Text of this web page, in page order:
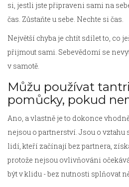
si, jestli jste připraveni sami na
čas. Zůstaňte u sebe. Nechte si čas.
Největší chyba je chtít sdílet to, co
přijmout sami. Sebevědomí se
v samotě.
Můžu používat
pomůcky, pokud
Ano, a vlastně je to dokonce
nejsou o partnerství. Jsou o vztahu
lidí, kteří začínají bez partnera,
protože nejsou ovlivňováni
být v klidu - bez nutnosti splňovat